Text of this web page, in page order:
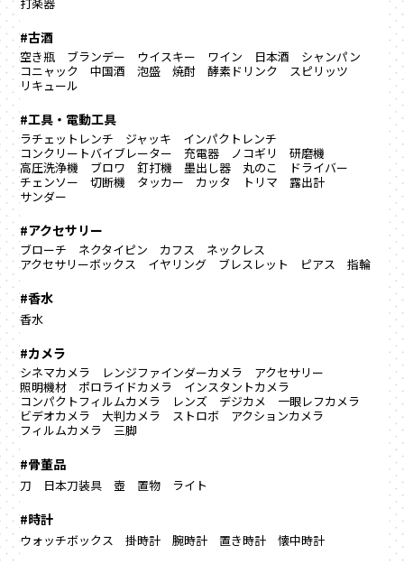
打楽器
#古酒
空き瓶 ブランデー ウイスキー ワイン 日本酒
シャンパン
コニャック
中国酒 泡盛 焼酎 酵素ドリンク
スピリッツ
リキュール
#工具・電動工具
ラチェットレンチ ジャッキ
インパクトレンチ
コンクリートバイブレーター
充電器 ノコギリ
研磨機
高圧洗浄機
ブロワ 釘打機 墨出し器 丸のこ
ドライバー
チェンソー
切断機 タッカー カッタ トリマ
露出計
サンダー
#アクセサリー
ブローチ ネクタイピン カフス
ネックレス
アクセサリーボックス
イヤリング ブレスレット ピアス 指輪
#香水
香水
#カメラ
シネマカメラ レンジファインダーカメラ
アクセサリー
照明機材
ポロライドカメラ
インスタントカメラ
コンパクトフィルムカメラ
レンズ デジカメ
一眼レフカメラ
ビデオカメラ
大判カメラ ストロボ
アクションカメラ
フィルムカメラ
三脚
#骨董品
刀 日本刀装具 壺 置物 ライト
#時計
ウォッチボックス 掛時計 腕時計 置き時計 懐中時計